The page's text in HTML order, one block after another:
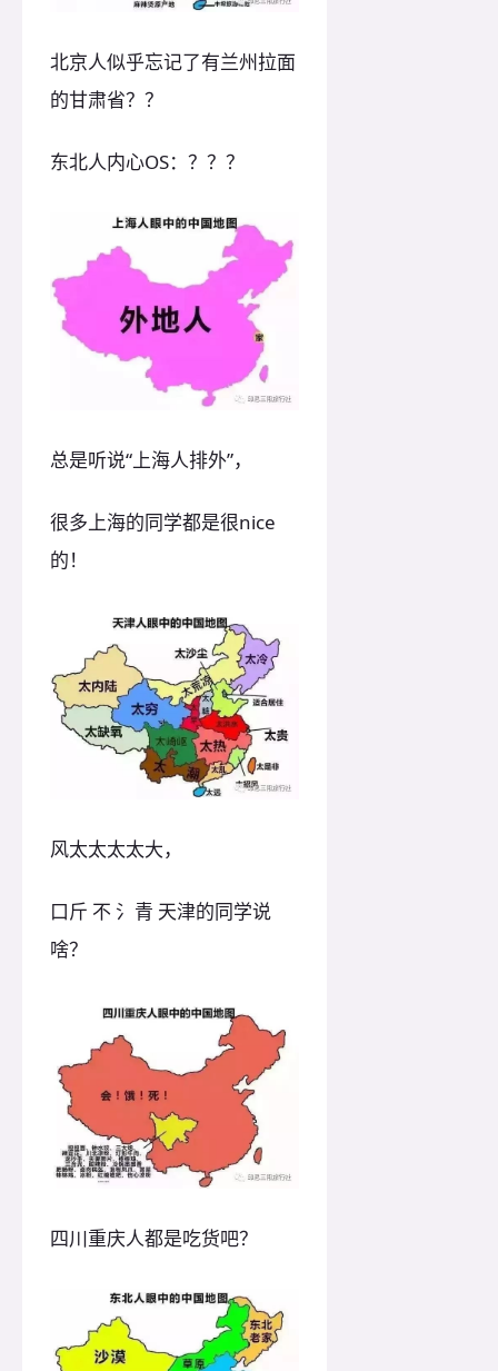
北京人似乎忘记了有兰州拉面
的甘肃省？？
东北人内心OS：？？？
总是听说“上海人排外”，
很多上海的同学都是很nice
的！
风太太太太大，
口斤 不 氵青 天津的同学说
啥？
四川重庆人都是吃货吧？